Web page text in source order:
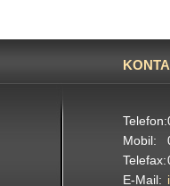
Telefon:
Mobil:
Telefax:
E-Mail: